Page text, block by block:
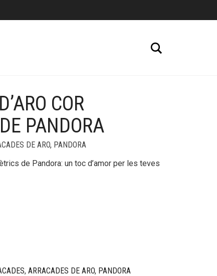
COR
PANDORA
DE ARO, PANDORA
de Pandora: un toc d’amor per les teves
, ARRACADES DE ARO, PANDORA